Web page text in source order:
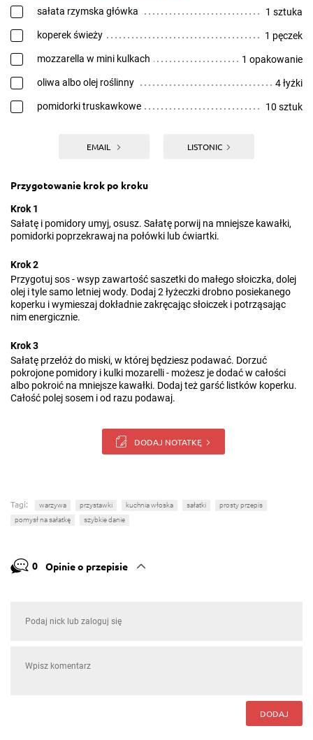
sałata rzymska główka 1 sztuka
koperek świeży 1 pęczek
mozzarella w mini kulkach 1 opakowanie
oliwa albo olej roślinny 4 łyżki
pomidorki truskawkowe 10 sztuk
EMAIL LISTONIC
Przygotowanie krok po kroku
Krok 1
Sałatę i pomidory umyj, osusz. Sałatę porwij na mniejsze kawałki,
pomidorki poprzekrawaj na połówki lub ćwiartki.
Krok 2
Przygotuj sos - wsyp zawartość saszetki do małego słoiczka, dolej
olej i tyle samo letniej wody. Dodaj 2 łyżeczki drobno posiekanego
koperku i wymieszaj dokładnie zakręcając słoiczek i potrząsając
nim energicznie.
Krok 3
Sałatę przełóż do miski, w której będziesz podawać. Dorzuć
pokrojone pomidory i kulki mozarelli - możesz je dodać w całości
albo pokroić na mniejsze kawałki. Dodaj też garść listków koperku.
Całość polej sosem i od razu podawaj.
DODAJ NOTATKĘ
Tagi: warzywa przystawki kuchnia włoska sałatki
prosty przepis
pomysł na sałatkę
szybkie danie
0 Opinie o przepisie
DODAJ